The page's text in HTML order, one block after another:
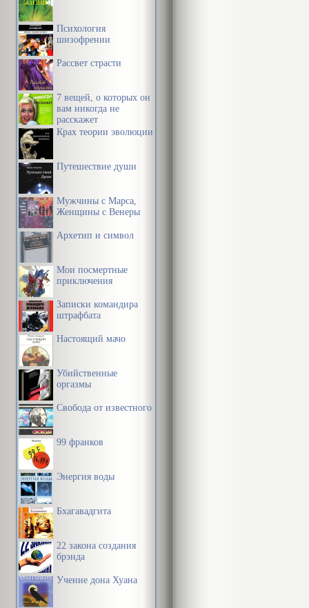
Психология
шизофрении
Рассвет страсти
7 вещей, о которых он
вам никогда не
расскажет
Крах теории эволюции
Путешествие души
Мужчины с Марса,
Женщины с Венеры
Архетип и символ
Мои посмертные
приключения
Записки командира
штрафбата
Настоящий мачо
Убийственные
оргазмы
Свобода от известного
99 франков
Энергия воды
Бхагавадгита
22 закона создания
брэнда
Учение дона Хуана